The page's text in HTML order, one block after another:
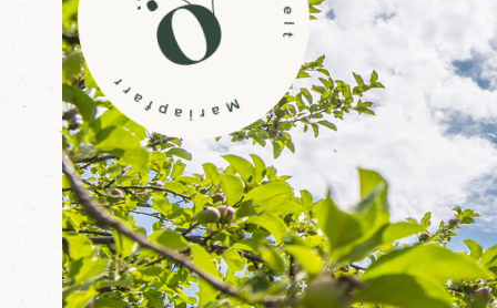
Ö
r
g
l
w
i
r
t
'
s
F
e
r
i
e